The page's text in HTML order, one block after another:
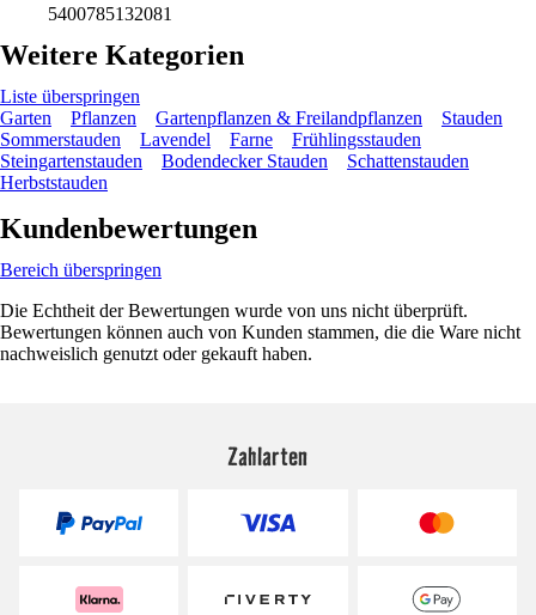
5400785132081
Weitere Kategorien
Liste überspringen
Garten
Pflanzen Gartenpflanzen & Freilandpflanzen
Stauden
Sommerstauden
Lavendel Farne
Frühlingsstauden
Steingartenstauden
Bodendecker Stauden
Schattenstauden
Herbststauden
Kundenbewertungen
Bereich überspringen
Die Echtheit der Bewertungen wurde von uns nicht überprüft.
Bewertungen können auch von Kunden stammen, die die Ware nicht
nachweislich genutzt oder gekauft haben.
Zahlarten